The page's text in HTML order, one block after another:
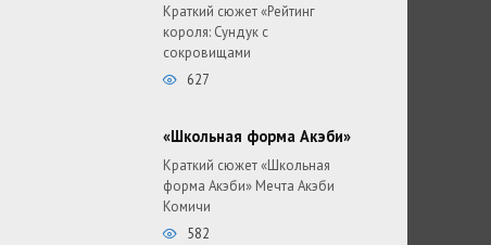
Краткий сюжет «Рейтинг
короля: Сундук с
сокровищами
627
«Школьная форма Акэби»
Краткий сюжет «Школьная
форма Акэби» Мечта Акэби
Комичи
582